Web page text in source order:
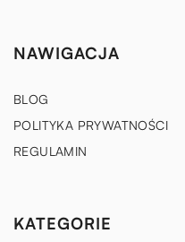
NAWIGACJA
BLOG
POLITYKA PRYWATNOŚCI
REGULAMIN
KATEGORIE